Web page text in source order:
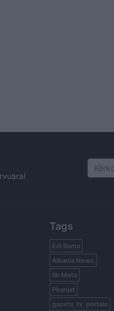
Search
Tags
Edi Rama
Albania News
Ilir Meta
Piranjat
gazeta, tv, portale